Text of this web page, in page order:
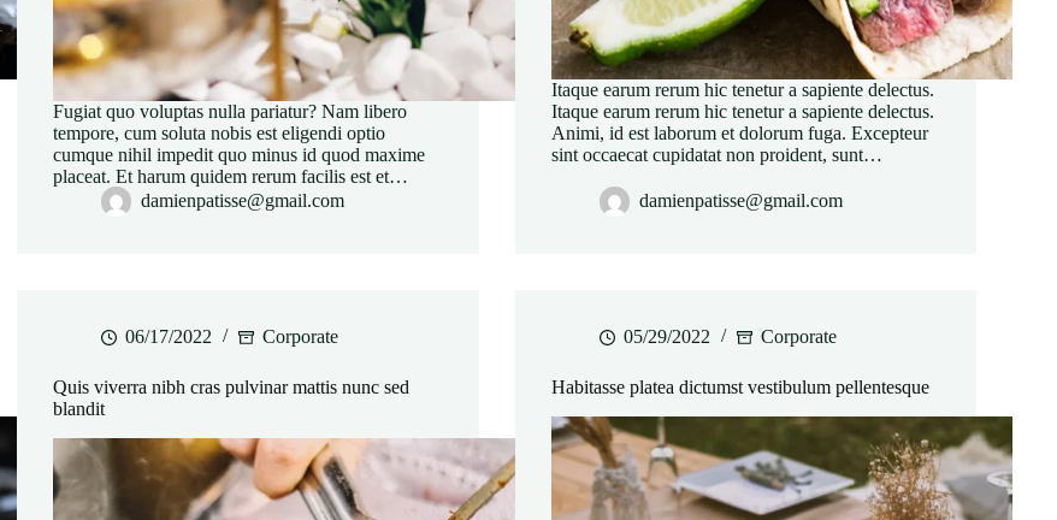
Fugiat quo voluptas nulla pariatur? Nam libero
tempore, cum soluta nobis est eligendi optio
cumque nihil impedit quo minus id quod maxime
placeat. Et harum quidem rerum facilis est et…
damienpatisse@gmail.com
Itaque earum rerum hic tenetur a sapiente delectus.
Itaque earum rerum hic tenetur a sapiente delectus.
Animi, id est laborum et dolorum fuga. Excepteur
sint occaecat cupidatat non proident, sunt…
damienpatisse@gmail.com
06/17/2022 Corporate
Quis viverra nibh cras pulvinar mattis nunc sed
blandit
05/29/2022 Corporate
Habitasse platea dictumst vestibulum pellentesque